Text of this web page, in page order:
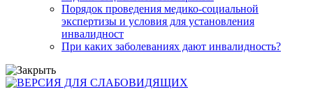
Порядок проведения медико-социальной
экспертизы и условия для установления
инвалидност
При каких заболеваниях дают инвалидность?